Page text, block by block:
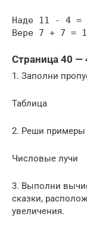
Наде 11 - 4 =
Вере 7 + 7 =
Страница 40 —
1. Заполни
Таблица
2. Реши примеры
Числовые лучи
3. Выполни
сказки,
увеличения.